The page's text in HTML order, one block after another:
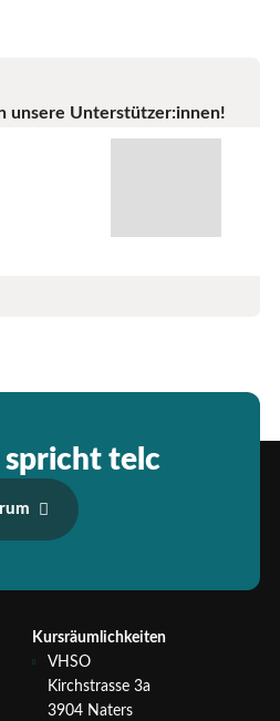
unsere Unterstützer:innen!
spricht telc
Kursräumlichkeiten
VHSO
Kirchstrasse 3a
3904 Naters